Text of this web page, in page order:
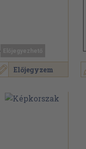
Előjegyzem